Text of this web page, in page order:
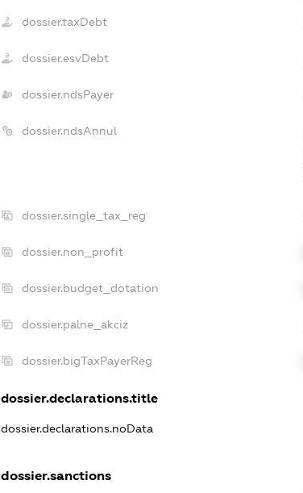
dossier.taxDebt
dossier.esvDebt
dossier.ndsPayer
dossier.ndsAnnul
dossier.single_tax_reg
dossier.non_profit
dossier.budget_dotation
dossier.palne_akciz
dossier.bigTaxPayerReg
dossier.declarations.title
dossier.declarations.noData
dossier.sanctions